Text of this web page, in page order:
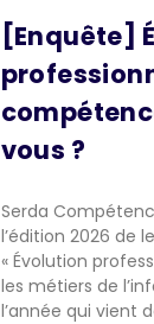
[Enquête]
vous ?
Serda
l’édition 2026 de
« Évolution
les métiers de
l’année qui vient